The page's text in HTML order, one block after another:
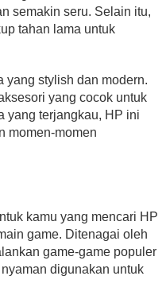
semakin seru. Selain itu,
tahan lama untuk
yang stylish dan modern.
yang cocok untuk
yang terjangkau, HP ini
momen-momen
kamu yang mencari HP
game. Ditenagai oleh
game-game populer
digunakan untuk